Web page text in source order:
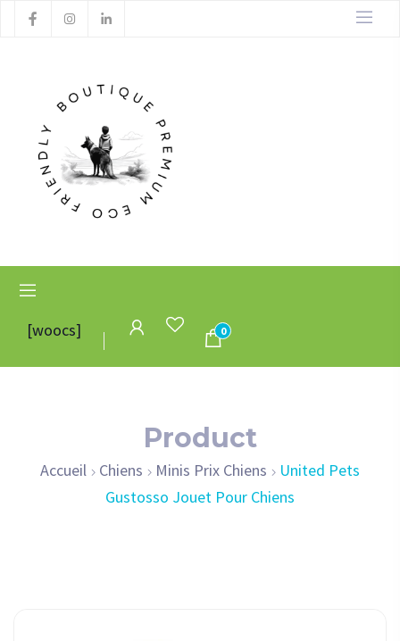
[woocs] 0
Product
Accueil Chiens Minis Prix Chiens
United Pets
Gustosso Jouet Pour Chiens